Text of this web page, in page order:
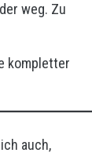
weg. Zu
kompletter
auch,